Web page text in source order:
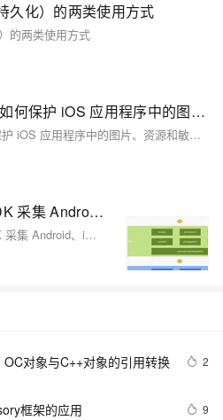
久化）的两类使用方式
的两类使用方式
iOS 应用程序数据保护：如何保护 iOS 应用程序中的图片、资源和敏感数据
iOS 应用程序数据保护：如何保护 iOS 应用程序中的图片、资源和敏感数据
SLS：使用 OTel 官方 SDK 采集 Android、iOS Trace 数据实践
本文介绍了使用 OTel 官方 SDK 采集 Android、iOS Trace 数据实践。
对象与C++对象的引用转换 2
框架的应用 9